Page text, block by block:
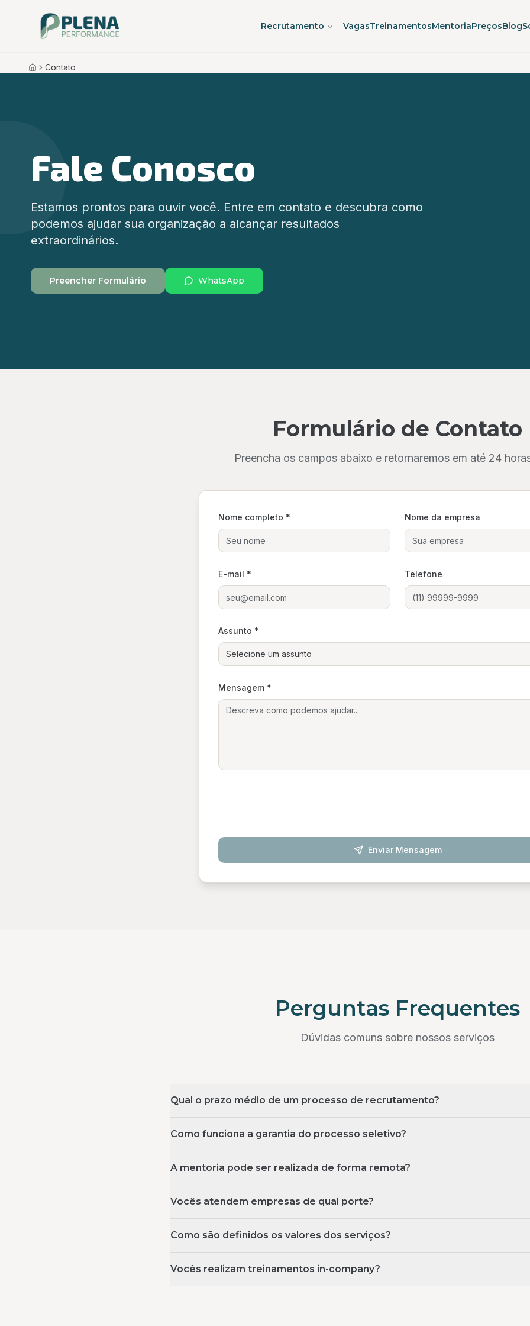
Recrutamento VagasTreinamentosMentoriaPreçosBlog
InícioContato
Fale Conosco
Estamos prontos para ouvir você. Entre em contato e descubra como
podemos ajudar sua organização a alcançar resultados
extraordinários.
Preencher Formulário WhatsApp
Formulário de Contato
Preencha os campos abaixo e retornaremos em até 24
Nome completo * Nome da empresa
E-mail * Telefone
Assunto *
Selecione um assunto
Mensagem *
Enviar Mensagem
Perguntas Frequentes
Dúvidas comuns sobre nossos serviços
Qual o prazo médio de um processo de recrutamento?
Como funciona a garantia do processo seletivo?
A mentoria pode ser realizada de forma remota?
Vocês atendem empresas de qual porte?
Como são definidos os valores dos serviços?
Vocês realizam treinamentos in-company?